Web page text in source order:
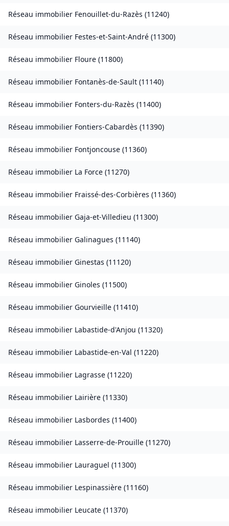
Réseau immobilier Fenouillet-du-Razès (11240)
Réseau immobilier Festes-et-Saint-André (11300)
Réseau immobilier Floure (11800)
Réseau immobilier Fontanès-de-Sault (11140)
Réseau immobilier Fonters-du-Razès (11400)
Réseau immobilier Fontiers-Cabardès (11390)
Réseau immobilier Fontjoncouse (11360)
Réseau immobilier La Force (11270)
Réseau immobilier Fraissé-des-Corbières (11360)
Réseau immobilier Gaja-et-Villedieu (11300)
Réseau immobilier Galinagues (11140)
Réseau immobilier Ginestas (11120)
Réseau immobilier Ginoles (11500)
Réseau immobilier Gourvieille (11410)
Réseau immobilier Labastide-d'Anjou (11320)
Réseau immobilier Labastide-en-Val (11220)
Réseau immobilier Lagrasse (11220)
Réseau immobilier Lairière (11330)
Réseau immobilier Lasbordes (11400)
Réseau immobilier Lasserre-de-Prouille (11270)
Réseau immobilier Lauraguel (11300)
Réseau immobilier Lespinassière (11160)
Réseau immobilier Leucate (11370)